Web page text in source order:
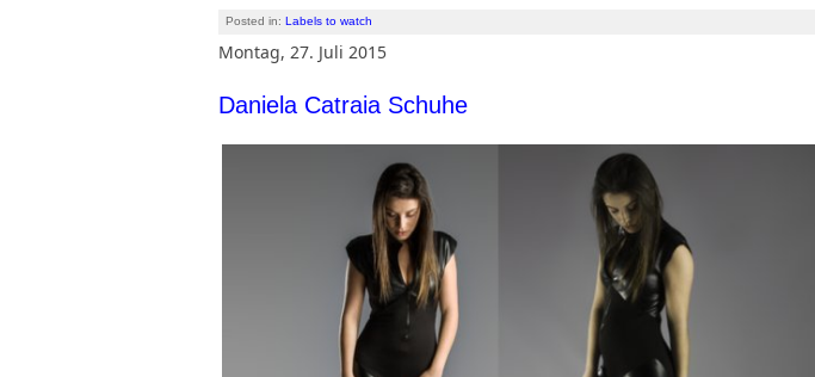
Posted in: Labels to watch
Montag, 27. Juli 2015
Daniela Catraia Schuhe